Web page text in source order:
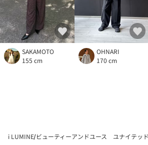
SAKAMOTO
155 cm
OHNARI
170 cm
i LUMINE ビューティーアンドユース ユナイテッ